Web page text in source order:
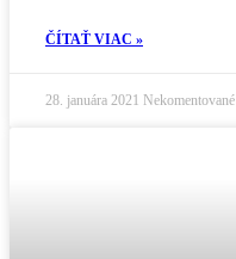
ČÍTAŤ VIAC »
28. januára 2021 Nekomentované